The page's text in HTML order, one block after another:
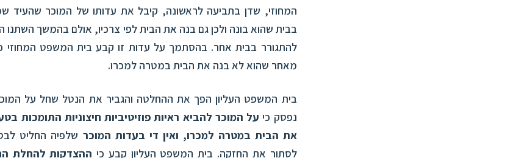
המחוזי, שדן בתביעה לראשונה, קיבל את עדותו של המוכר שהעיד
בבית שהוא בונה ולכן גם בנה את הבית לפי צרכיו, אולם בהמשך השתנו
להתגורר בבית אחר. בהסתמך על עדות זו קבע בית המשפט המחוזי
מאחר שהוא לא בנה את הבית במטרה למכרו.
בית המשפט העליון הפך את ההחלטה והגביר את הנטל שחל על
נפסק כי על המוכר להביא ראיות פוזיטיביות חיצוניות התומכות
את הבית במטרה למכרו, ואין די בעדות המוכר שלפיה החליט
לסתור את החזקה. בית המשפט העליון קבע כי ההצדקות להחלת